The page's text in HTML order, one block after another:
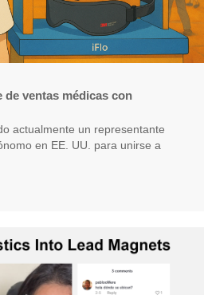
de ventas médicas con
actualmente un representante
en EE. UU. para unirse a